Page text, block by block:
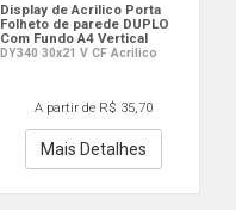
Display de Acrilico Porta
Folheto de parede DUPLO
Com Fundo A4 Vertical
DY340 30x21 V CF Acrilico
A partir de R$ 35,70
Mais Detalhes